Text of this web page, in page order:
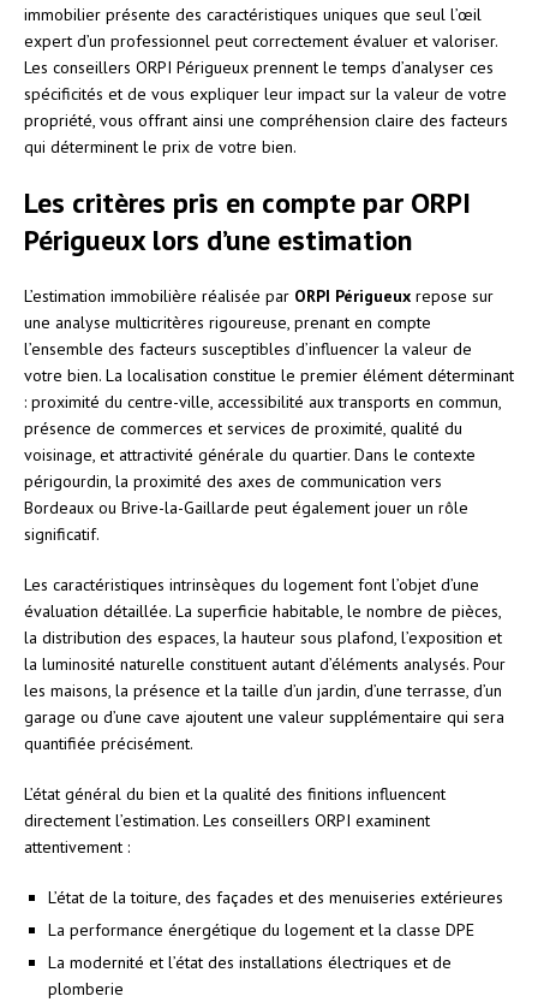
immobilier présente des caractéristiques uniques que seul l’œil
expert d’un professionnel peut correctement évaluer et valoriser.
Les conseillers ORPI Périgueux prennent le temps d’analyser ces
spécificités et de vous expliquer leur impact sur la valeur de votre
propriété, vous offrant ainsi une compréhension claire des facteurs
qui déterminent le prix de votre bien.
Les critères pris en compte par ORPI
Périgueux lors d’une estimation
L’estimation immobilière réalisée par ORPI Périgueux repose sur
une analyse multicritères rigoureuse, prenant en compte
l’ensemble des facteurs susceptibles d’influencer la valeur de
votre bien. La localisation constitue le premier élément déterminant
: proximité du centre-ville, accessibilité aux transports en commun,
présence de commerces et services de proximité, qualité du
voisinage, et attractivité générale du quartier. Dans le contexte
périgourdin, la proximité des axes de communication vers
Bordeaux ou Brive-la-Gaillarde peut également jouer un rôle
significatif.
Les caractéristiques intrinsèques du logement font l’objet d’une
évaluation détaillée. La superficie habitable, le nombre de pièces,
la distribution des espaces, la hauteur sous plafond, l’exposition et
la luminosité naturelle constituent autant d’éléments analysés. Pour
les maisons, la présence et la taille d’un jardin, d’une terrasse, d’un
garage ou d’une cave ajoutent une valeur supplémentaire qui sera
quantifiée précisément.
L’état général du bien et la qualité des finitions influencent
directement l’estimation. Les conseillers ORPI examinent
attentivement :
L’état de la toiture, des façades et des menuiseries extérieures
La performance énergétique du logement et la classe DPE
La modernité et l’état des installations électriques et de
plomberie